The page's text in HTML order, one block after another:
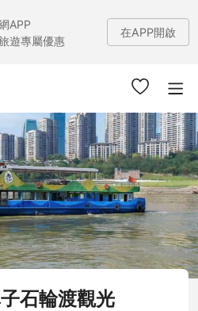
APP
遊專屬優惠
在APP開啟
石輪渡觀光